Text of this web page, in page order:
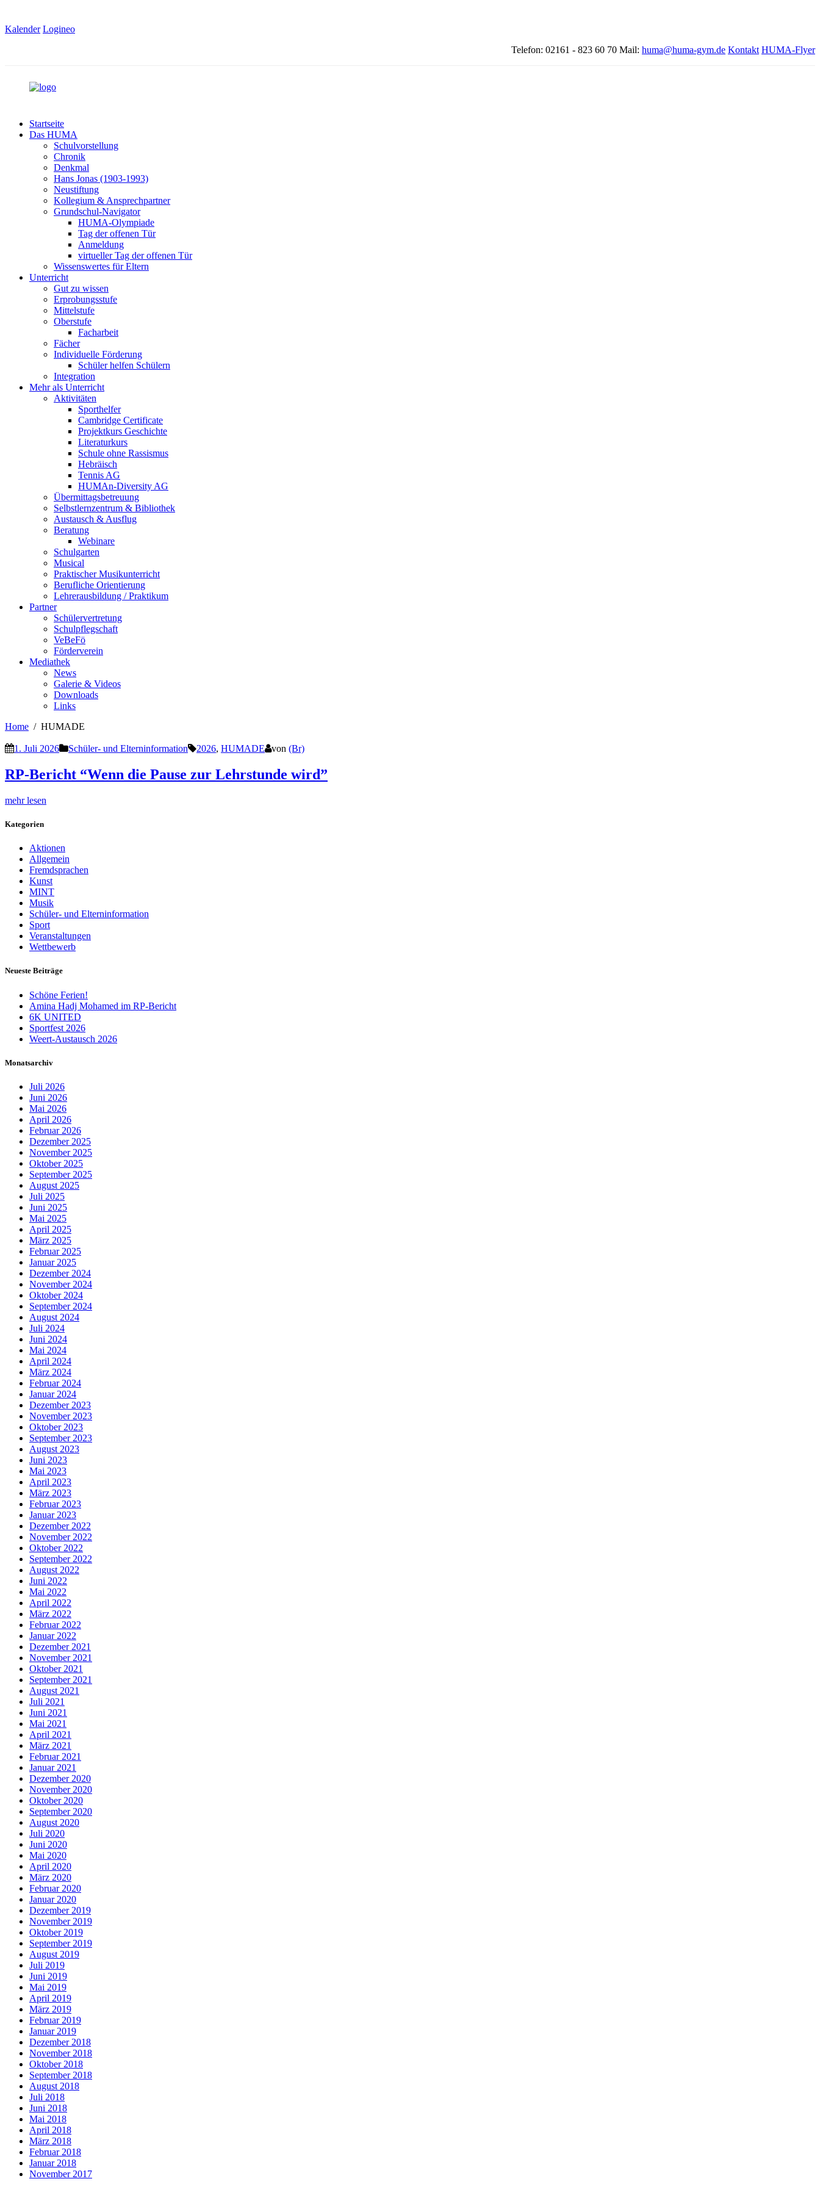
Kalender Logineo
Telefon: 02161 - 823 60 70 Mail: huma@huma-gym.de Kontakt HUMA-Flyer
Startseite
Das HUMA
Schulvorstellung
Chronik
Denkmal
Hans Jonas (1903-1993)
Neustiftung
Kollegium & Ansprechpartner
Grundschul-Navigator
HUMA-Olympiade
Tag der offenen Tür
Anmeldung
virtueller Tag der offenen Tür
Wissenswertes für Eltern
Unterricht
Gut zu wissen
Erprobungsstufe
Mittelstufe
Oberstufe
Facharbeit
Fächer
Individuelle Förderung
Schüler helfen Schülern
Integration
Mehr als Unterricht
Aktivitäten
Sporthelfer
Cambridge Certificate
Projektkurs Geschichte
Literaturkurs
Schule ohne Rassismus
Hebräisch
Tennis AG
HUMAn-Diversity AG
Übermittagsbetreuung
Selbstlernzentrum & Bibliothek
Austausch & Ausflug
Beratung
Webinare
Schulgarten
Musical
Praktischer Musikunterricht
Berufliche Orientierung
Lehrerausbildung / Praktikum
Partner
Schülervertretung
Schulpflegschaft
VeBeFö
Förderverein
Mediathek
News
Galerie & Videos
Downloads
Links
Home
HUMADE
1. Juli 2026 Schüler- und Elterninformation 2026, HUMADE von (Br)
RP-Bericht “Wenn die Pause zur Lehrstunde wird”
mehr lesen
Kategorien
Aktionen
Allgemein
Fremdsprachen
Kunst
MINT
Musik
Schüler- und Elterninformation
Sport
Veranstaltungen
Wettbewerb
Neueste Beiträge
Schöne Ferien!
Amina Hadj Mohamed im RP-Bericht
6K UNITED
Sportfest 2026
Weert-Austausch 2026
Monatsarchiv
Juli 2026
Juni 2026
Mai 2026
April 2026
Februar 2026
Dezember 2025
November 2025
Oktober 2025
September 2025
August 2025
Juli 2025
Juni 2025
Mai 2025
April 2025
März 2025
Februar 2025
Januar 2025
Dezember 2024
November 2024
Oktober 2024
September 2024
August 2024
Juli 2024
Juni 2024
Mai 2024
April 2024
März 2024
Februar 2024
Januar 2024
Dezember 2023
November 2023
Oktober 2023
September 2023
August 2023
Juni 2023
Mai 2023
April 2023
März 2023
Februar 2023
Januar 2023
Dezember 2022
November 2022
Oktober 2022
September 2022
August 2022
Juni 2022
Mai 2022
April 2022
März 2022
Februar 2022
Januar 2022
Dezember 2021
November 2021
Oktober 2021
September 2021
August 2021
Juli 2021
Juni 2021
Mai 2021
April 2021
März 2021
Februar 2021
Januar 2021
Dezember 2020
November 2020
Oktober 2020
September 2020
August 2020
Juli 2020
Juni 2020
Mai 2020
April 2020
März 2020
Februar 2020
Januar 2020
Dezember 2019
November 2019
Oktober 2019
September 2019
August 2019
Juli 2019
Juni 2019
Mai 2019
April 2019
März 2019
Februar 2019
Januar 2019
Dezember 2018
November 2018
Oktober 2018
September 2018
August 2018
Juli 2018
Juni 2018
Mai 2018
April 2018
März 2018
Februar 2018
Januar 2018
November 2017